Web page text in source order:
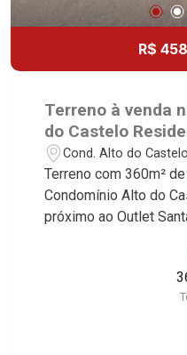
R$
Terreno à venda
do Castelo
Outlet Santa
Cond. Alto do
Preto/SP
Terreno com 360m²
Condomínio Alto do
próximo ao Outlet
Conheça as
Martinelli Imobiliária
360m² de área